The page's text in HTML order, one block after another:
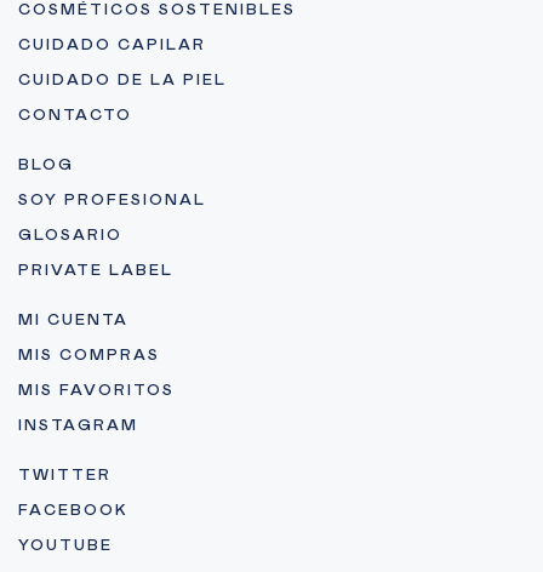
COSMÉTICOS SOSTENIBLES
CUIDADO CAPILAR
CUIDADO DE LA PIEL
CONTACTO
BLOG
SOY PROFESIONAL
GLOSARIO
PRIVATE LABEL
MI CUENTA
MIS COMPRAS
MIS FAVORITOS
INSTAGRAM
TWITTER
FACEBOOK
YOUTUBE